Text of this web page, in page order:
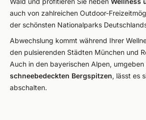
auch von zahlreichen Outdoor-
der schönsten Nationalparks
Abwechslung kommt während Ihrer
den pulsierenden Städten München und
Auch in den bayerischen Alpen, umgeben
schneebedeckten Bergspitzen, lässt es
abschalten.